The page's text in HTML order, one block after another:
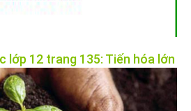
lớp 12 trang 135: Tiến hóa lớn